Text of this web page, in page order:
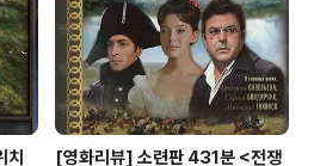
졋됬다. 출입 철문이
아닌데.집으로 돌아가
[영화리뷰] 소련판 431분 <전쟁